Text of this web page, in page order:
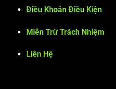
Điều Khoản Điều Kiện
Miễn Trừ Trách Nhiệm
Liên Hệ